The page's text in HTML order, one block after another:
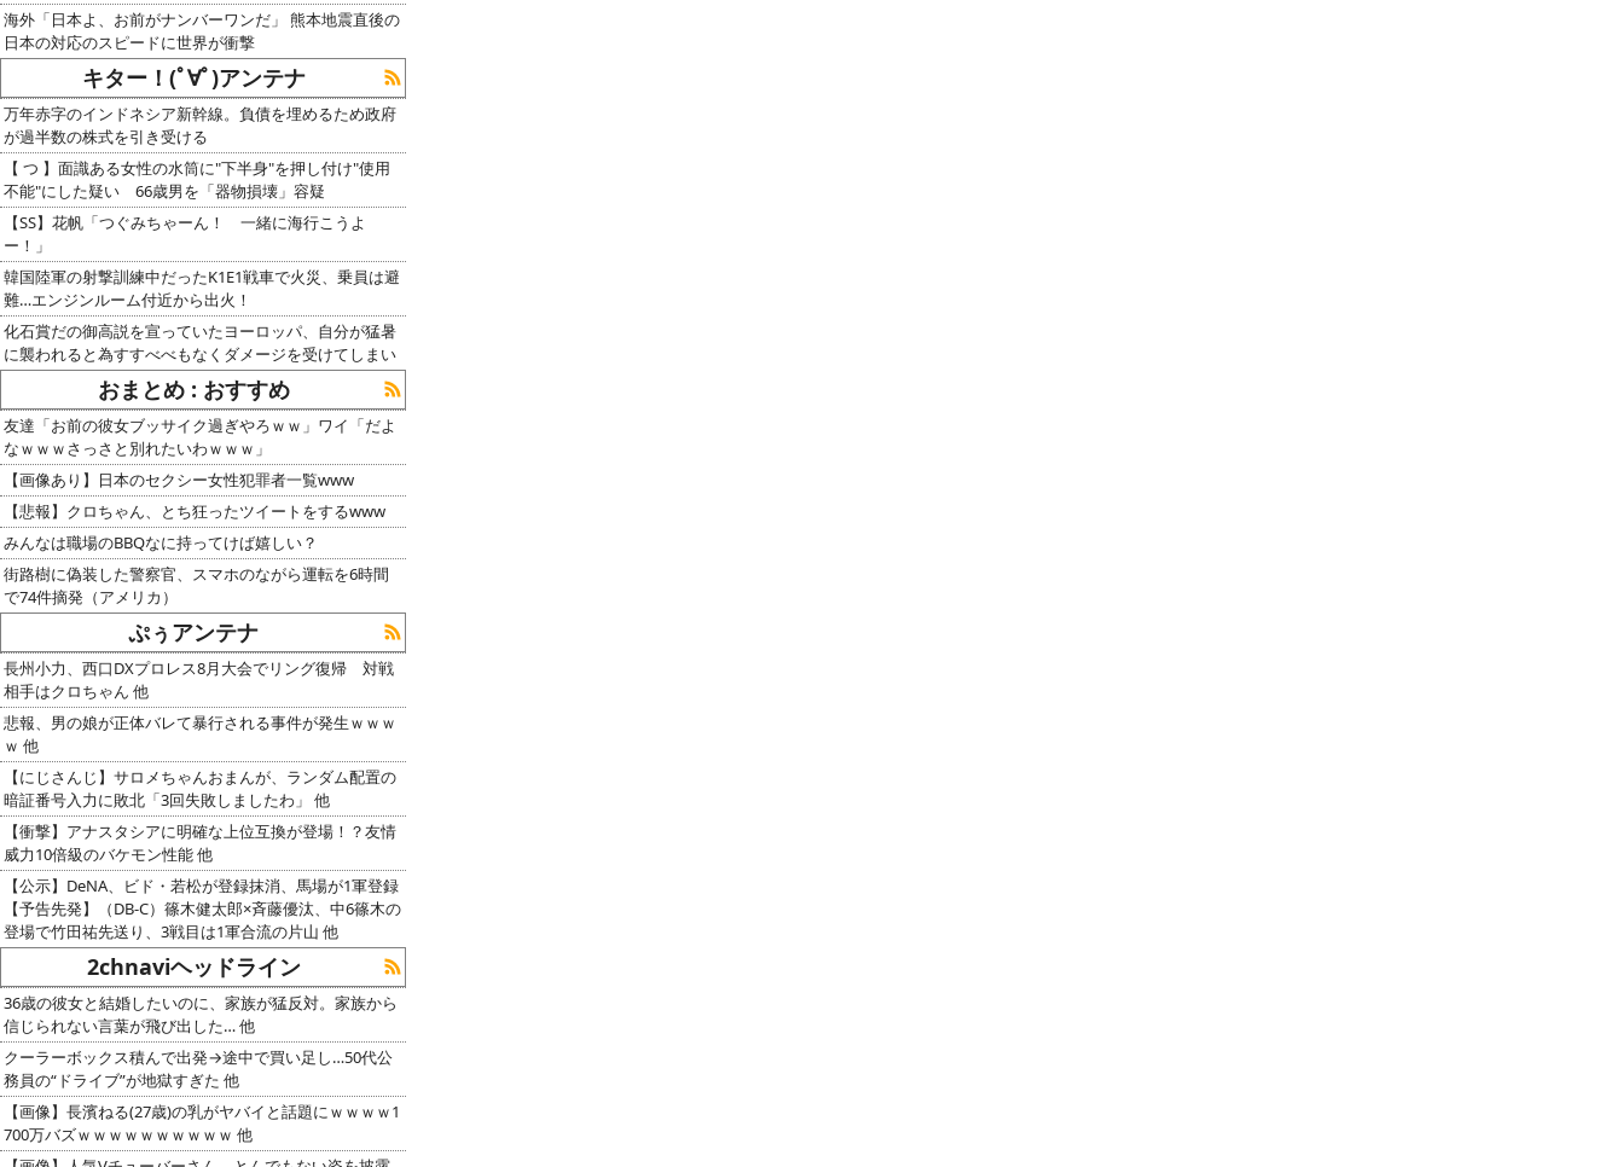
海外「日本よ、お前がナンバーワンだ」 熊本地震直後の
日本の対応のスピードに世界が衝撃
キター！(ﾟ∀ﾟ)アンテナ
万年赤字のインドネシア新幹線。負債を埋めるため政府
が過半数の株式を引き受ける
【 つ 】面識ある女性の水筒に"下半身"を押し付け"使用
不能"にした疑い 66歳男を「器物損壊」容疑
【SS】花帆「つぐみちゃーん！ 一緒に海行こうよ
ー！」
韓国陸軍の射撃訓練中だったK1E1戦車で火災、乗員は避
難…エンジンルーム付近から出火！
化石賞だの御高説を宣っていたヨーロッパ、自分が猛暑
に襲われると為すすべべもなくダメージを受けてしまい
おまとめ : おすすめ
友達「お前の彼女ブッサイク過ぎやろｗｗ」ワイ「だよ
なｗｗｗさっさと別れたいわｗｗｗ」
【画像あり】日本のセクシー女性犯罪者一覧www
【悲報】クロちゃん、とち狂ったツイートをするwww
みんなは職場のBBQなに持ってけば嬉しい？
街路樹に偽装した警察官、スマホのながら運転を6時間
で74件摘発（アメリカ）
ぷぅアンテナ
長州小力、西口DXプロレス8月大会でリング復帰 対戦
相手はクロちゃん 他
悲報、男の娘が正体バレて暴行される事件が発生ｗｗｗ
ｗ 他
【にじさんじ】サロメちゃんおまんが、ランダム配置の
暗証番号入力に敗北「3回失敗しましたわ」 他
【衝撃】アナスタシアに明確な上位互換が登場！？友情
威力10倍級のバケモン性能 他
【公示】DeNA、ビド・若松が登録抹消、馬場が1軍登録
【予告先発】（DB-C）篠木健太郎×斉藤優汰、中6篠木の
登場で竹田祐先送り、3戦目は1軍合流の片山 他
2chnaviヘッドライン
36歳の彼女と結婚したいのに、家族が猛反対。家族から
信じられない言葉が飛び出した… 他
クーラーボックス積んで出発→途中で買い足し…50代公
務員の“ドライブ”が地獄すぎた 他
【画像】長濱ねる(27歳)の乳がヤバイと話題にｗｗｗｗ1
700万バズｗｗｗｗｗｗｗｗｗｗ 他